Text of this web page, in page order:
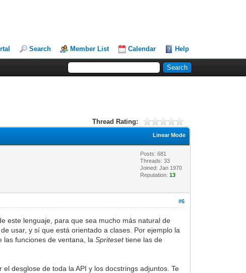
Search Member List Calendar Help
Thread Rating:
Linear Mode
Posts: 681
Threads: 33
Joined: Jan 1970
Reputation:13
#6
este lenguaje, para que sea mucho más natural de
usar, y sí que está orientado a clases. Por ejemplo la
las funciones de ventana, laSpritesettiene las de
desglose de toda la API y los docstrings adjuntos. Te